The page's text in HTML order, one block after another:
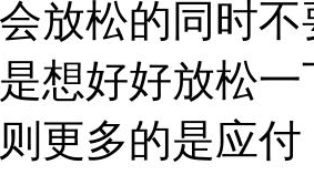
放松的同时
想好好放松
更多的是应